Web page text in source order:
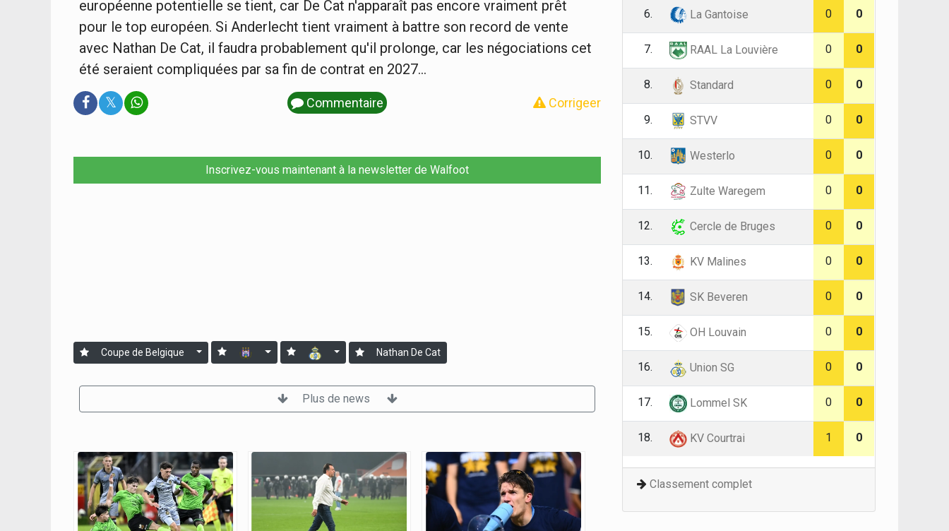
européenne potentielle se tient, car De Cat n'apparaît pas encore vraiment prêt
pour le top européen. Si Anderlecht tient vraiment à battre son record de vente
avec Nathan De Cat, il faudra probablement qu'il prolonge, car les négociations cet
été seraient compliquées par sa fin de contrat en 2027...
𝕏 Commentaire Corrigeer
Inscrivez-vous maintenant à la newsletter de Walfoot
Coupe de Belgique Nathan De Cat
Plus de news
6. La Gantoise 0 0
7. RAAL La Louvière 0 0
8. Standard 0 0
9. STVV 0 0
10. Westerlo 0 0
11. Zulte Waregem 0 0
12. Cercle de Bruges 0 0
13. KV Malines 0 0
14. SK Beveren 0 0
15. OH Louvain 0 0
16. Union SG 0 0
17. Lommel SK 0 0
18. KV Courtrai 1 0
Classement complet